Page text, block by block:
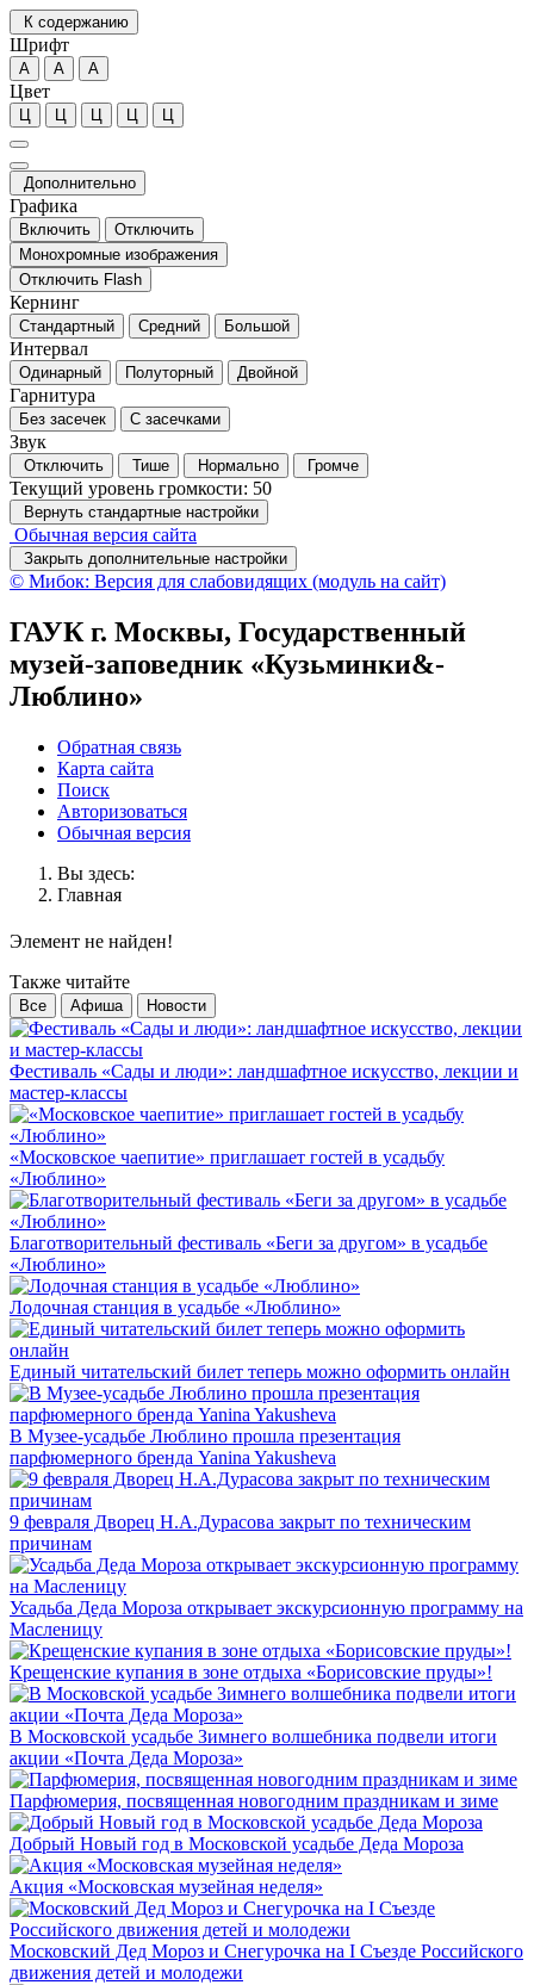
К содержанию
Шрифт
А А А
Цвет
Ц Ц Ц Ц Ц
Дополнительно
Графика
Включить
Отключить
Монохромные изображения
Отключить Flash
Кернинг
Стандартный Средний Большой
Интервал
Одинарный Полуторный Двойной
Гарнитура
Без засечек С засечками
Звук
Отключить Тише Нормально Громче
Текущий уровень громкости: 50
Вернуть стандартные настройки
Обычная версия сайта
Закрыть дополнительные настройки
© Мибок: Версия для слабовидящих (модуль на сайт)
ГАУК г. Москвы, Государственный
музей-заповедник «Кузьминки&-
Люблино»
Обратная связь
Карта сайта
Поиск
Авторизоваться
Обычная версия
Вы здесь:
Главная
Элемент не найден!
Также читайте
Все Афиша Новости
Фестиваль «Сады и люди»: ландшафтное искусство, лекции и
мастер-классы
«Московское чаепитие» приглашает гостей в усадьбу
«Люблино»
Благотворительный фестиваль «Беги за другом» в усадьбе
«Люблино»
Лодочная станция в усадьбе «Люблино»
Единый читательский билет теперь можно оформить онлайн
В Музее-усадьбе Люблино прошла презентация
парфюмерного бренда Yanina Yakusheva
9 февраля Дворец Н.А.Дурасова закрыт по техническим
причинам
Усадьба Деда Мороза открывает экскурсионную программу на
Масленицу
Крещенские купания в зоне отдыха «Борисовские пруды»!
В Московской усадьбе Зимнего волшебника подвели итоги
акции «Почта Деда Мороза»
Парфюмерия, посвященная новогодним праздникам и зиме
Добрый Новый год в Московской усадьбе Деда Мороза
Акция «Московская музейная неделя»
Московский Дед Мороз и Снегурочка на I Съезде Российского
движения детей и молодежи